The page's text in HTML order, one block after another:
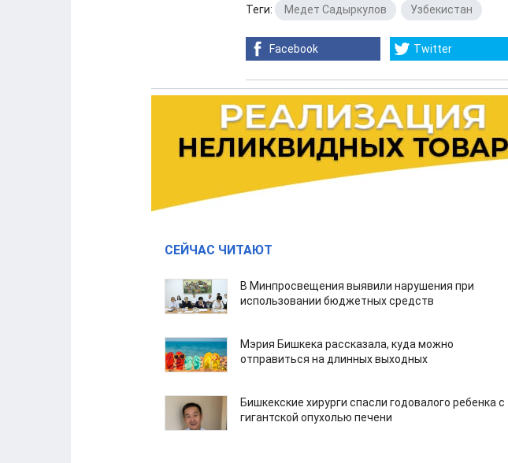
Теги: Медет Садыркулов Узбекистан
Facebook Twitter
СЕЙЧАС ЧИТАЮТ
В Минпросвещения выявили нарушения при
использовании бюджетных средств
Мэрия Бишкека рассказала, куда можно
отправиться на длинных выходных
Бишкекские хирурги спасли годовалого ребенка с
гигантской опухолью печени